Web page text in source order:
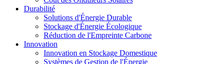
Durabilité
Solutions d'Énergie Durable
Stockage d'Énergie Écologique
Réduction de l'Empreinte Carbone
Innovation
Innovation en Stockage Domestique
Systèmes de Gestion de l'Énergie